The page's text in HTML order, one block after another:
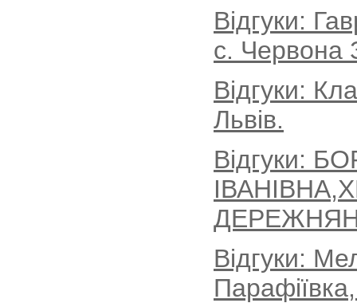
Відгуки:
с. Червона
Відгуки:
Львів.
Відгуки:
Відгуки: